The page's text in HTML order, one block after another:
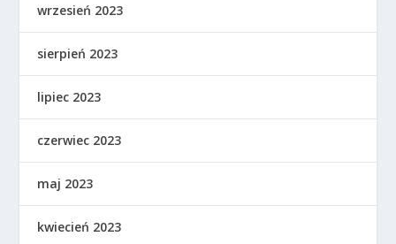
wrzesień 2023
sierpień 2023
lipiec 2023
czerwiec 2023
maj 2023
kwiecień 2023